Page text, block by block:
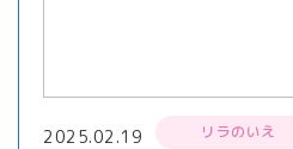
2025.02.19 リラのいえ